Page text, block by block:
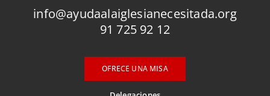
info@ayudaalaiglesianecesitada.org
91 725 92 12
OFRECE UNA MISA